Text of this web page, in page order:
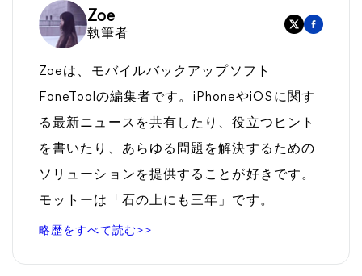
Zoe
執筆者
Zoeは、モバイルバックアップソフト
FoneToolの編集者です。iPhoneやiOSに関す
る最新ニュースを共有したり、役立つヒント
を書いたり、あらゆる問題を解決するための
ソリューションを提供することが好きです。
モットーは「石の上にも三年」です。
略歴をすべて読む>>